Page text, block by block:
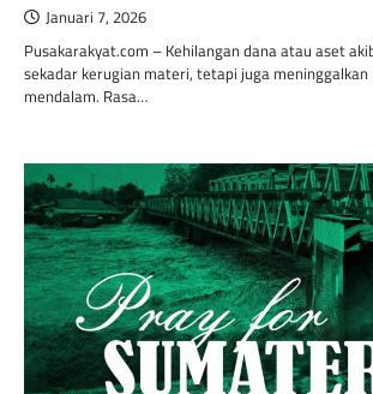
Januari 7, 2026
Pusakarakyat.com – Kehilangan dana atau aset
sekadar kerugian materi, tetapi juga meninggalkan
mendalam. Rasa…